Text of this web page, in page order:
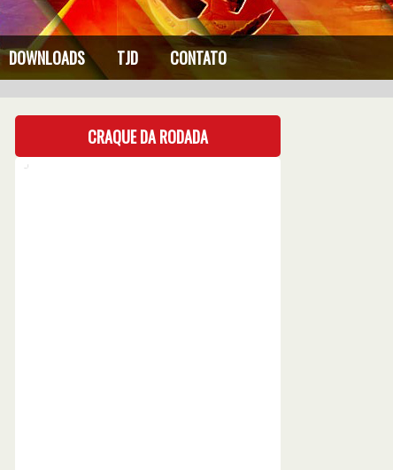
DOWNLOADS TJD CONTATO
CRAQUE DA RODADA